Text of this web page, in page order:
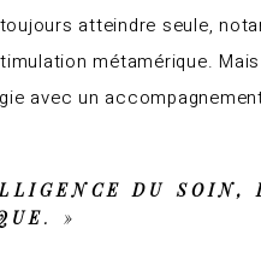
atteindre seule,
métamérique.
avec un
DU SOIN,
. »